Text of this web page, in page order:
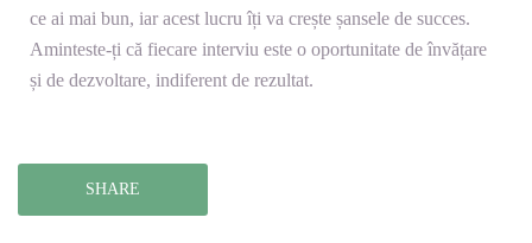
ce ai mai bun, iar acest lucru îți va crește șansele de succes.
Aminteste-ți că fiecare interviu este o oportunitate de învățare
și de dezvoltare, indiferent de rezultat.
SHARE